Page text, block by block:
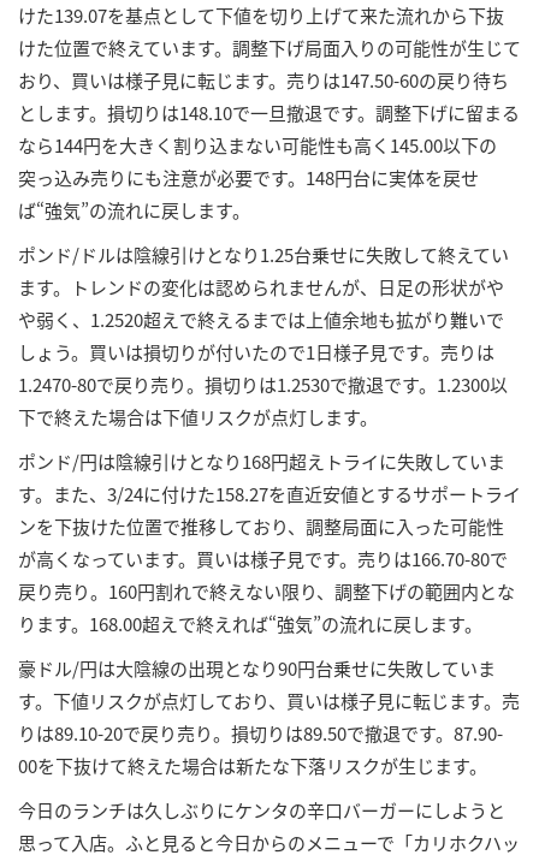
けた139.07を基点として下値を切り上げて来た流れから下抜
けた位置で終えています。調整下げ局面入りの可能性が生じて
おり、買いは様子見に転じます。売りは147.50-60の戻り待ち
とします。損切りは148.10で一旦撤退です。調整下げに留まる
なら144円を大きく割り込まない可能性も高く145.00以下の
突っ込み売りにも注意が必要です。148円台に実体を戻せ
ば“強気”の流れに戻します。
ポンド/ドルは陰線引けとなり1.25台乗せに失敗して終えてい
ます。トレンドの変化は認められませんが、日足の形状がや
や弱く、1.2520超えで終えるまでは上値余地も拡がり難いで
しょう。買いは損切りが付いたので1日様子見です。売りは
1.2470-80で戻り売り。損切りは1.2530で撤退です。1.2300以
下で終えた場合は下値リスクが点灯します。
ポンド/円は陰線引けとなり168円超えトライに失敗していま
す。また、3/24に付けた158.27を直近安値とするサポートライ
ンを下抜けた位置で推移しており、調整局面に入った可能性
が高くなっています。買いは様子見です。売りは166.70-80で
戻り売り。160円割れで終えない限り、調整下げの範囲内とな
ります。168.00超えで終えれば“強気”の流れに戻します。
豪ドル/円は大陰線の出現となり90円台乗せに失敗していま
す。下値リスクが点灯しており、買いは様子見に転じます。売
りは89.10-20で戻り売り。損切りは89.50で撤退です。87.90-
00を下抜けて終えた場合は新たな下落リスクが生じます。
今日のランチは久しぶりにケンタの辛口バーガーにしようと
思って入店。ふと見ると今日からのメニューで「カリホクハッ